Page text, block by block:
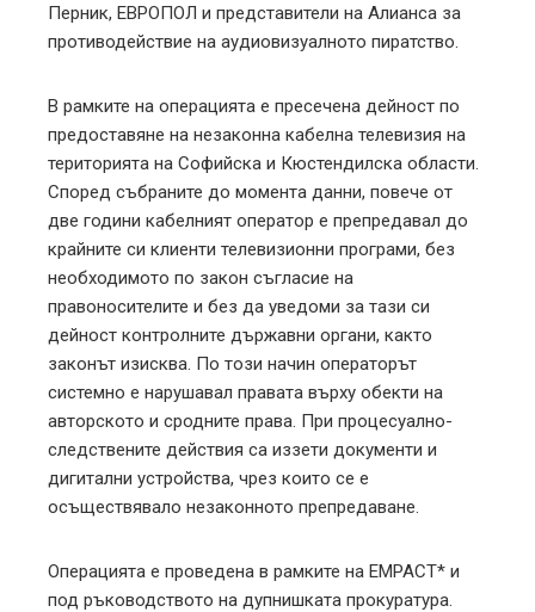
Перник, ЕВРОПОЛ и представители на Алианса за
противодействие на аудиовизуалното пиратство.
В рамките на операцията е пресечена дейност по
предоставяне на незаконна кабелна телевизия на
територията на Софийска и Кюстендилска области.
Според събраните до момента данни, повече от
две години кабелният оператор е препредавал до
крайните си клиенти телевизионни програми, без
необходимото по закон съгласие на
правоносителите и без да уведоми за тази си
дейност контролните държавни органи, както
законът изисква. По този начин операторът
системно е нарушавал правата върху обекти на
авторското и сродните права. При процесуално-
следствените действия са иззети документи и
дигитални устройства, чрез които се е
осъществявало незаконното препредаване.
Операцията е проведена в рамките на ЕМРАСТ* и
под ръководството на дупнишката прокуратура.